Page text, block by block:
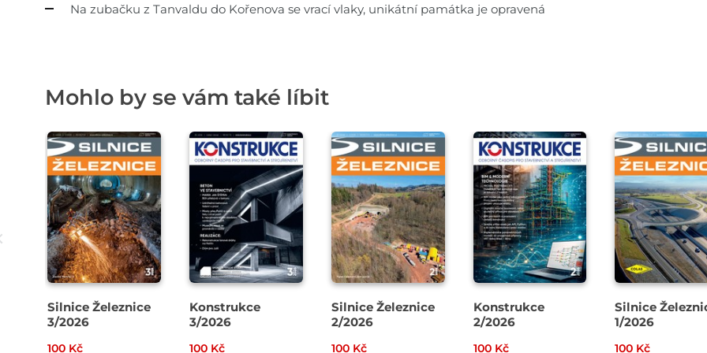
Na zubačku z Tanvaldu do Kořenova se vrací vlaky, unikátní památka je opravená
Mohlo by se vám také líbit
Silnice Železnice
3/2026
100 Kč
Konstrukce
3/2026
100 Kč
Silnice Železnice
2/2026
100 Kč
Konstrukce
2/2026
100 Kč
Silnice
1/2026
100 Kč